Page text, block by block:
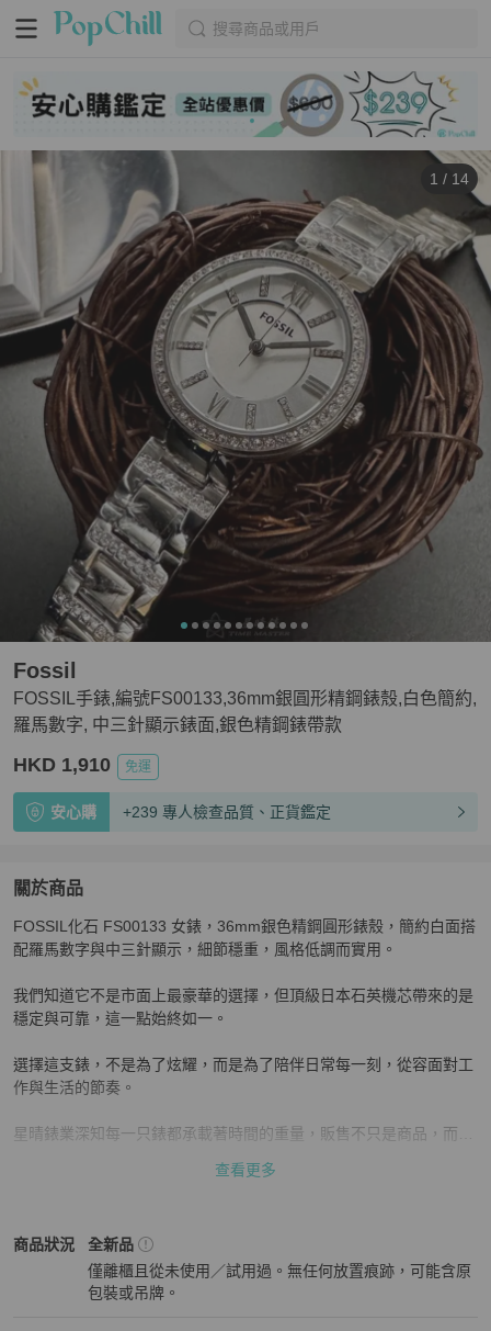
搜尋商品或用戶
1 / 14
FOSSIL手錶,編號FS00133,36mm銀圓形精鋼錶殼,白色簡約,
羅馬數字, 中三針顯示錶面,銀色精鋼錶帶款
Fossil
HKD 1,910 免運
安心購 +239 專人檢查品質、正貨鑑定
關於商品
關於FOSSIL手錶,編號FS00133,36mm銀圓形精鋼錶殼,白色
FOSSIL化石 FS00133 女錶，36mm銀色精鋼圓形錶殼，簡約白面搭
配羅馬數字與中三針顯示，細節穩重，風格低調而實用。
我們知道它不是市面上最豪華的選擇，但頂級日本石英機芯帶來的是
穩定與可靠，這一點始終如一。
選擇這支錶，不是為了炫耀，而是為了陪伴日常每一刻，從容面對工
作與生活的節奏。
星晴錶業深知每一只錶都承載著時間的重量，販售不只是商品，而是
凸面水晶玻璃與強化材質的搭配，不為華麗，只為增加耐用度與視覺
的通透感。
查看更多
商品狀況
Fossil女錶 商品狀態與細節
全新品
僅離櫃且從未使用／試用過。無任何放置痕跡，可能含原
包裝或吊牌。